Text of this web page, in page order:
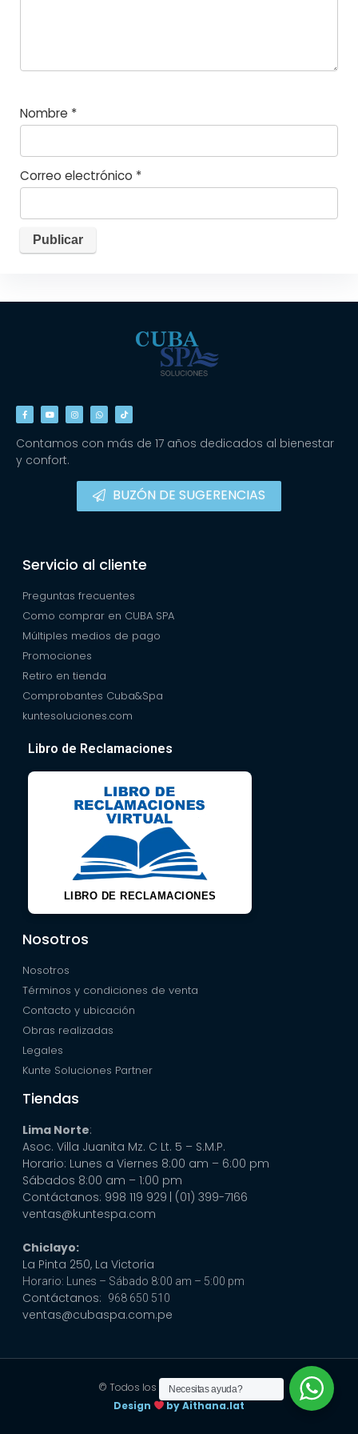
Nombre *
Correo electrónico *
Contamos con más de 17 años dedicados al bienestar
y confort.
BUZÓN DE SUGERENCIAS
Servicio al cliente
Preguntas frecuentes
Como comprar en CUBA SPA
Múltiples medios de pago
Promociones
Retiro en tienda
Comprobantes Cuba&Spa
kuntesoluciones.com
Libro de Reclamaciones
LIBRO DE RECLAMACIONES
Nosotros
Nosotros
Términos y condiciones de venta
Contacto y ubicación
Obras realizadas
Legales
Kunte Soluciones Partner
Tiendas
Lima Norte:
Asoc. Villa Juanita Mz. C Lt. 5 – S.M.P.
Horario: Lunes a Viernes 8:00 am – 6:00 pm
Sábados 8:00 am – 1:00 pm
Contáctanos: 998 119 929 | (01) 399-7166
ventas@kuntespa.com
Chiclayo:
La Pinta 250, La Victoria
Horario: Lunes – Sábado 8:00 am – 5:00 pm
Contáctanos: 968 650 510
ventas@cubaspa.com.pe
© Todos los derechos reservados
Design
by Aithana.lat
Necesitas ayuda?